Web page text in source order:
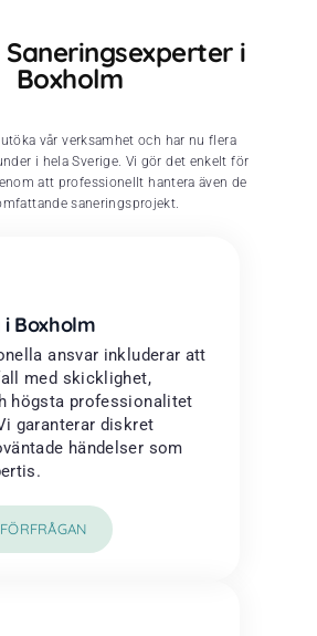
i
Boxholm
vår verksamhet och har nu flera
i hela Sverige. Vi gör det enkelt för
att professionellt hantera även de
saneringsprojekt.
Boxholm
ansvar inkluderar att
med skicklighet,
högsta professionalitet
garanterar diskret
händelser som